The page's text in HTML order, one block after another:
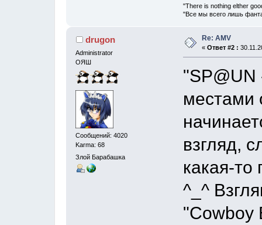
"There is nothing elther
"Все мы всего лишь
drugon
Administrator
ОЯШ
Сообщений: 4020
Karma: 68
Злой Барабашка
Re: AMV
« Ответ #2 :
"SP@UN
местами
взгляд,
какая-
^_^
"Cowboy